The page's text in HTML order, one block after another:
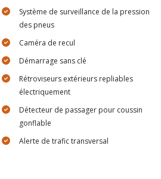
Système de surveillance de la pression
des pneus
Caméra de recul
Démarrage sans clé
Rétroviseurs extérieurs repliables
électriquement
Détecteur de passager pour coussin
gonflable
Alerte de trafic transversal